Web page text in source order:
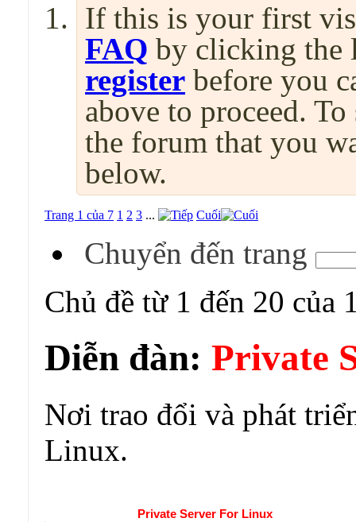
If this is your first
FAQ by clicking the
register before you
above to proceed.
the forum that you
below.
Trang 1 của 7 1 2 3 ... Cuối
Chuyển đến trang
Chủ đề từ 1 đến 20 của
Diễn đàn: Private
Nơi trao đổi và phát
Linux.
Private Server For Linux